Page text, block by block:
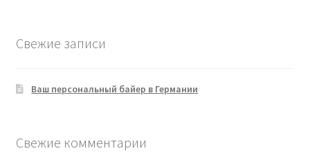
Свежие записи
Ваш персональный байер в Германии
Свежие комментарии